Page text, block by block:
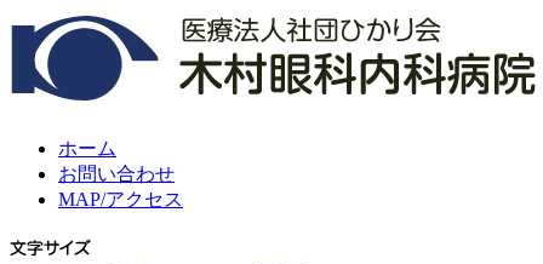
ホーム
お問い合わせ
MAP/アクセス